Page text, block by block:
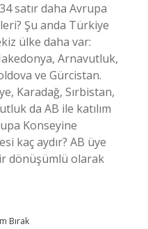
satır daha Avrupa
Şu anda Türkiye
ülke daha var:
Arnavutluk,
ve Gürcistan.
Karadağ, Sırbistan,
da AB ile katılım
Konseyine
kaç aydır? AB üye
dönüşümlü olarak
Bırak